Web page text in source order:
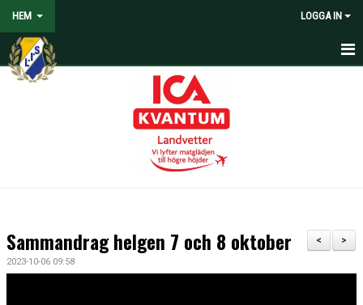
HEM LOGGA IN
HEM
BLI PARTNER TILL LIS
>
<
Sammandrag helgen 7 och 8 oktober
2023-10-06 09:58